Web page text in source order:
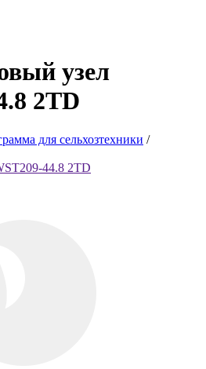
узел
2TD
для сельхозтехники /
44.8 2TD